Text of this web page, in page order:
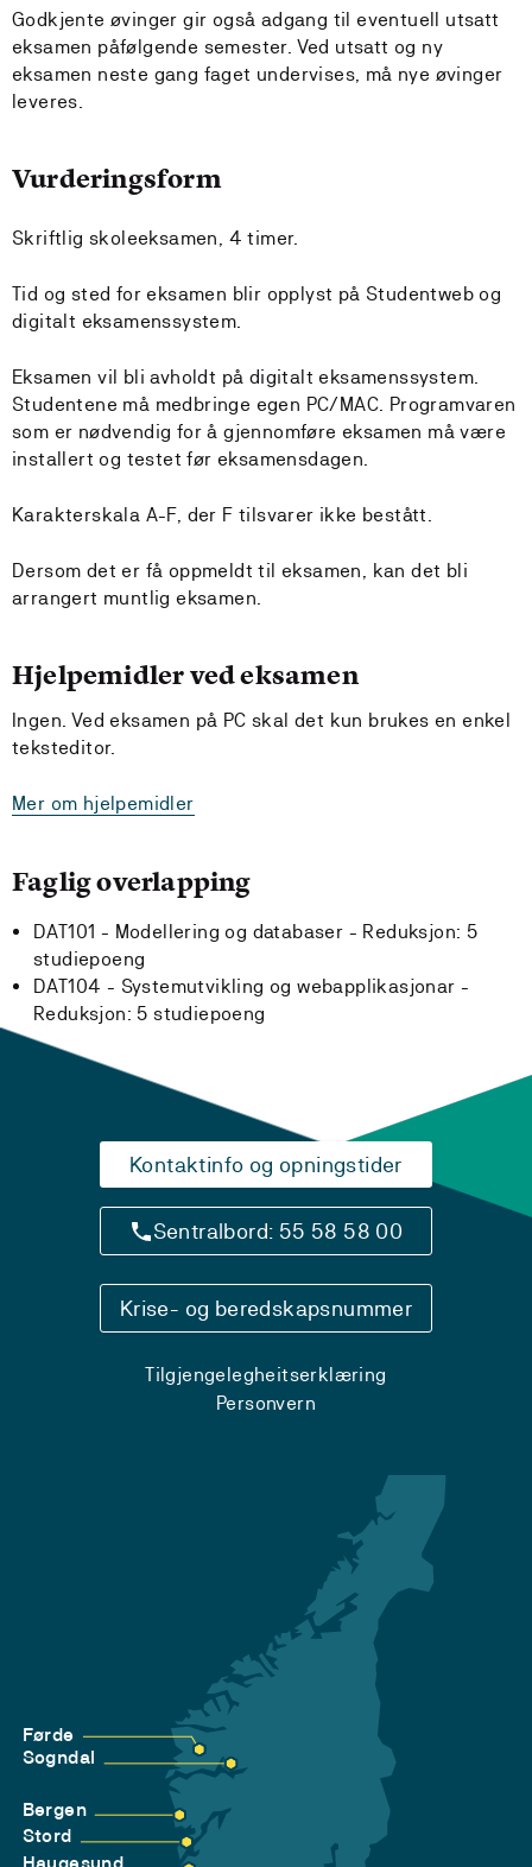
Godkjente øvinger gir også adgang til eventuell utsatt
eksamen påfølgende semester. Ved utsatt og ny
eksamen neste gang faget undervises, må nye øvinger
leveres.
Vurderingsform
Skriftlig skoleeksamen, 4 timer.
Tid og sted for eksamen blir opplyst på Studentweb og
digitalt eksamenssystem.
Eksamen vil bli avholdt på digitalt eksamenssystem.
Studentene må medbringe egen PC/MAC. Programvaren
som er nødvendig for å gjennomføre eksamen må være
installert og testet før eksamensdagen.
Karakterskala A-F, der F tilsvarer ikke bestått.
Dersom det er få oppmeldt til eksamen, kan det bli
arrangert muntlig eksamen.
Hjelpemidler ved eksamen
Ingen. Ved eksamen på PC skal det kun brukes en enkel
teksteditor.
Mer om hjelpemidler
Faglig overlapping
DAT101 - Modellering og databaser - Reduksjon: 5
studiepoeng
DAT104 - Systemutvikling og webapplikasjonar -
Reduksjon: 5 studiepoeng
Kontaktinfo og opningstider
Sentralbord: 55 58 58 00
Krise- og beredskapsnummer
Tilgjengelegheitserklæring
Personvern
Førde
Sogndal
Bergen
Stord